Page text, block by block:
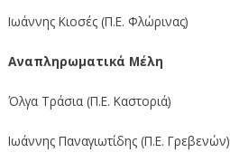
Ιωάννης Κιοσές (Π.Ε. Φλώρινας)
Αναπληρωματικά Μέλη
Όλγα Τράσια (Π.Ε. Καστοριά)
Ιωάννης Παναγιωτίδης (Π.Ε. Γρεβενών)